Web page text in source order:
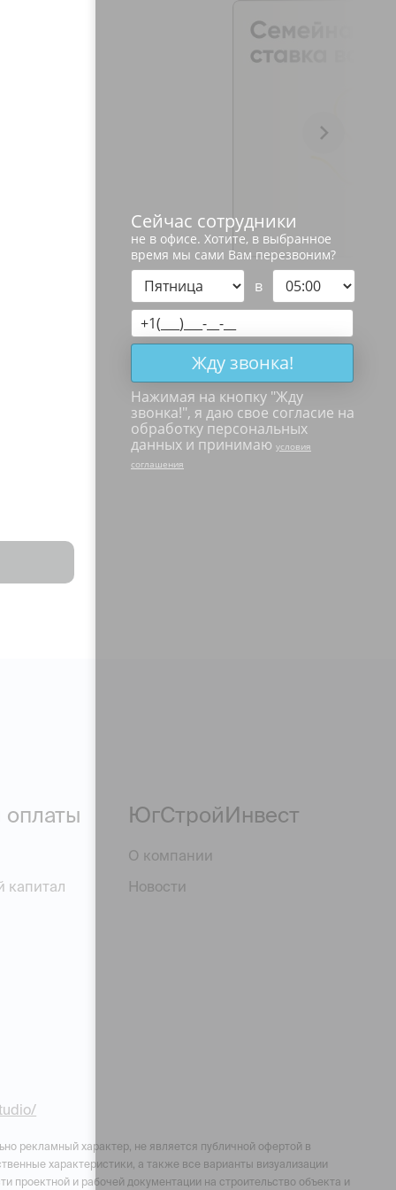
капитал
ЮгСтройИнвест
О компании
Новости
рекламный характер, не является публичной офертой в
характеристики, а также все варианты визуализации
проектной и рабочей документации на строительство объекта и
не в офисе. Хотите, в выбранное
время мы сами Вам перезвоним?
в
Жду звонка!
Нажимая на кнопку "Жду
звонка!", я даю свое согласие на
обработку персональных
данных и принимаю условия
соглашения